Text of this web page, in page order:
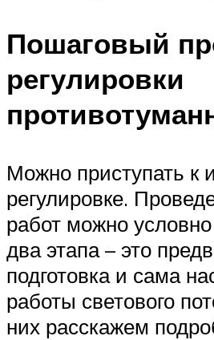
Пошаговый
регулировки
Можно приступать к
регулировке.
работ можно
два этапа – это
подготовка и сама
работы светового
них расскажем